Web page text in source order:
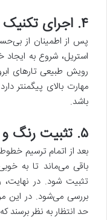
۴. اجرای تکنیک میکروبلیدینگ
پس از اطمینان از
استریل، شروع به
رویش طبیعی تارهای
مهارت بالای پیگمنتر
باشد.
۵. تثبیت رنگ و اتمام اولیه کار
بعد از اتمام ترسیم
باقی می‌ماند تا به
تثبیت شود. در
بررسی می‌شود. در این
حد انتظار به نظر برسند